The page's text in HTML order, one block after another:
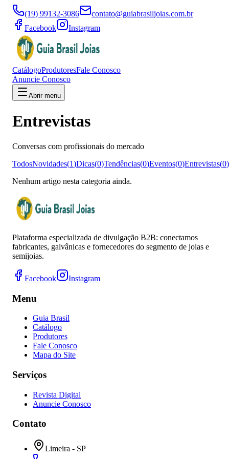
(19) 99132-3086
contato@guiabrasiljoias.com.br
Facebook
Instagram
CatálogoProdutoresFale Conosco
Anuncie Conosco
Abrir menu
Entrevistas
Conversas com profissionais do mercado
TodosNovidades(1)Dicas(0)Tendências(0)Eventos(0)Entrevistas(0)
Nenhum artigo nesta categoria ainda.
Plataforma especializada de divulgação B2B: conectamos
fabricantes, galvânicas e fornecedores do segmento de joias e
semijoias.
Facebook Instagram
Menu
Guia Brasil
Catálogo
Produtores
Fale Conosco
Mapa do Site
Serviços
Revista Digital
Anuncie Conosco
Contato
Limeira - SP